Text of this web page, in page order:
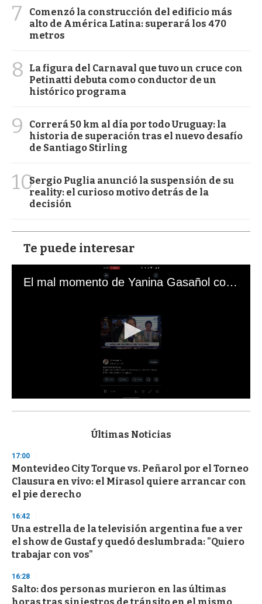
7
Comenzó la construcción del edificio más
alto de América Latina: superará los 470
metros
8
La figura del Carnaval que tuvo un cruce con
Petinatti debuta como conductor de un
histórico programa
9
Correrá 50 km al día por todo Uruguay: la
historia de superación tras el nuevo desafío
de Santiago Stirling
10Sergio Puglia anunció la suspensión de su
reality: el curioso motivo detrás de la
decisión
Te puede interesar
El mal momento de Yanina Gasañol con un hincha argentino en "Subrayado"
s
d
s
o
f
3
s
e
c
o
n
Últimas Noticias
17:00
Montevideo City Torque vs. Peñarol por el Torneo
Clausura en vivo: el Mirasol quiere arrancar con
el pie derecho
16:42
Una estrella de la televisión argentina fue a ver
el show de Gustaf y quedó deslumbrada: "Quiero
trabajar con vos"
16:28
Salto: dos personas murieron en las últimas